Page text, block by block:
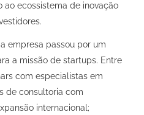
ao ecossistema de inovação
empresa passou por um
a missão de startups. Entre
com especialistas em
de consultoria com
internacional;